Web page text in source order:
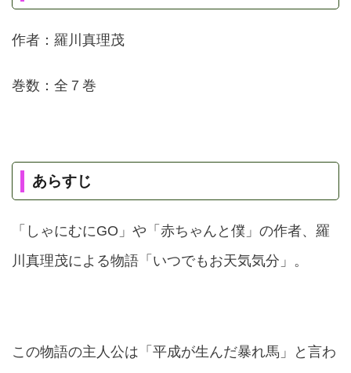
作者：羅川真理茂
巻数：全７巻
あらすじ
「しゃにむにGO」や「赤ちゃんと僕」の作者、羅
川真理茂による物語「いつでもお天気気分」。
この物語の主人公は「平成が生んだ暴れ馬」と言わ